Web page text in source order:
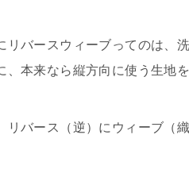
リバースウィーブってのは、
、本来なら縦方向に使う生地
リバース（逆）にウィーブ（